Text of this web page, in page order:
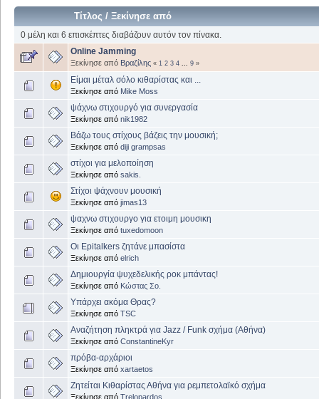
Τίτλος /Ξεκίνησε από
0 μέλη και 6 επισκέπτες διαβάζουν αυτόν τον πίνακα.
Online Jamming
Ξεκίνησε από Βραζίλης « 1 2 3 4 9 »
Είμαι μέταλ σόλο κιθαρίστας και ...
Ξεκίνησε από Mike Moss
ψάχνω στιχουργό για συνεργασία
Ξεκίνησε από nik1982
Βάζω τους στίχους βάζεις την μουσική;
Ξεκίνησε από diji grampsas
στίχοι για μελοποίηση
Ξεκίνησε από sakis.
Στίχοι ψάχνουν μουσική
Ξεκίνησε από jimas13
ψαχνω στιχουργο για ετοιμη μουσικη
Ξεκίνησε από tuxedomoon
Οι Epitalkers ζητάνε μπασίστα
Ξεκίνησε από elrich
Δημιουργία ψυχεδελικής ροκ μπάντας!
Ξεκίνησε από Κώστας Σο.
Υπάρχει ακόμα Θρας?
Ξεκίνησε από TSC
Αναζήτηση πληκτρά για Jazz / Funk σχήμα (Αθήνα)
Ξεκίνησε από ConstantineKyr
πρόβα-αρχάριοι
Ξεκίνησε από xartaetos
Ζητείται Κιθαρίστας Αθήνα για ρεμπετολαϊκό σχήμα
Ξεκίνησε από Trelopardos